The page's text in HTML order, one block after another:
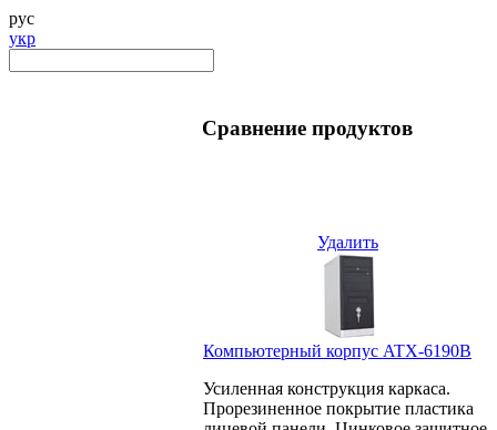
рус
укр
Сравнение продуктов
Удалить
Компьютерный корпус ATX-6190B
Усиленная конструкция каркаса.
Прорезиненное покрытие пластика